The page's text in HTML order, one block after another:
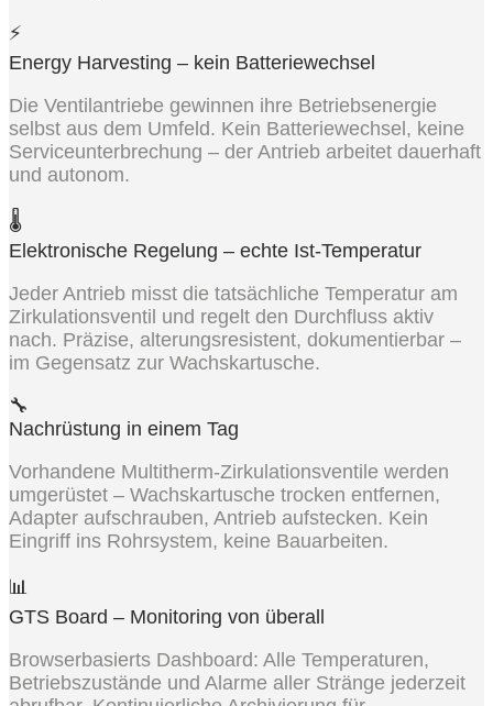
⚡
Energy Harvesting – kein Batteriewechsel
Die Ventilantriebe gewinnen ihre Betriebsenergie
selbst aus dem Umfeld. Kein Batteriewechsel, keine
Serviceunterbrechung – der Antrieb arbeitet dauerhaft
und autonom.
🌡️
Elektronische Regelung – echte Ist-Temperatur
Jeder Antrieb misst die tatsächliche Temperatur am
Zirkulationsventil und regelt den Durchfluss aktiv
nach. Präzise, alterungsresistent, dokumentierbar –
im Gegensatz zur Wachskartusche.
🔧
Nachrüstung in einem Tag
Vorhandene Multitherm-Zirkulationsventile werden
umgerüstet – Wachskartusche trocken entfernen,
Adapter aufschrauben, Antrieb aufstecken. Kein
Eingriff ins Rohrsystem, keine Bauarbeiten.
📊
GTS Board – Monitoring von überall
Browserbasierts Dashboard: Alle Temperaturen,
Betriebszustände und Alarme aller Stränge jederzeit